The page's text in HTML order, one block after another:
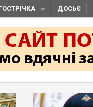
ДОСЬЄ